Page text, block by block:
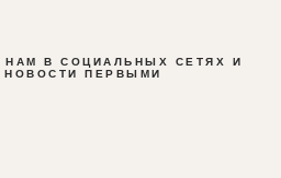
НАМ В СОЦИАЛЬНЫХ СЕТЯХ И
НОВОСТИ ПЕРВЫМИ